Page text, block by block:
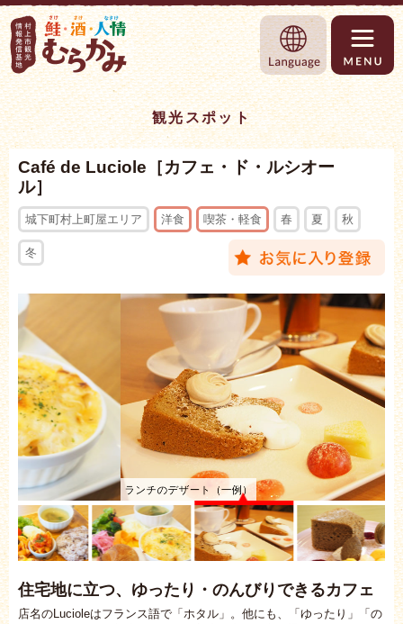
村上市観光情報総合サイト 村上市観光
Language
観光スポット
Café de Luciole［カフェ・ド・ルシオー
ル］
城下町村上町屋エリア 洋食 喫茶・軽食 春 夏 秋
冬
ランチのデザート（一例）
住宅地に立つ、ゆったり・のんびりできるカフェ
店名のLucioleはフランス語で「ホタル」。他にも、「ゆったり」「の